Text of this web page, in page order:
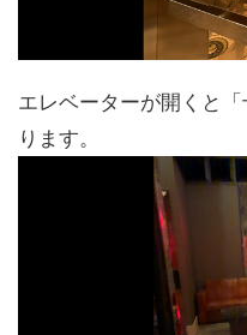
エレベーターが開くと
ります。